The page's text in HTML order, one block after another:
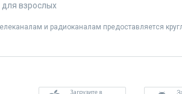
взрослых
и радиоканалам предоставляется